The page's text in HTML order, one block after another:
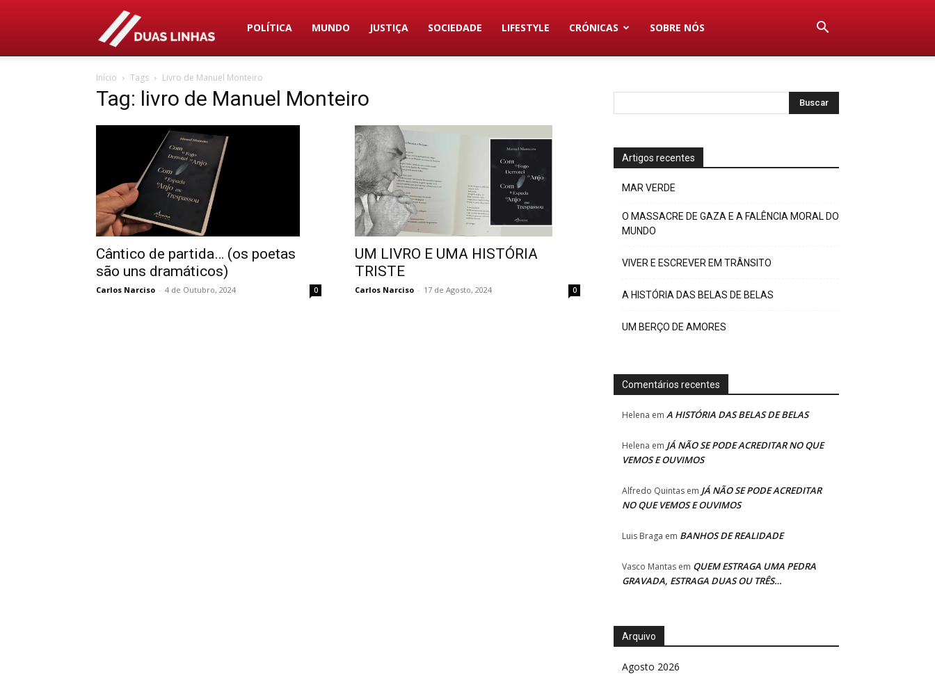
Duas
Linhas
POLÍTICA MUNDO JUSTIÇA SOCIEDADE LIFESTYLE CRÓNICAS SOBRE NÓS
Início Tags Livro de Manuel Monteiro
Tag: livro de Manuel Monteiro
Cântico de partida… (os poetas
são uns dramáticos)
Carlos Narciso - 4 de Outubro, 2024 0
UM LIVRO E UMA HISTÓRIA
TRISTE
Carlos Narciso - 17 de Agosto, 2024 0
Artigos recentes
MAR VERDE
O MASSACRE DE GAZA E A FALÊNCIA MORAL DO
MUNDO
VIVER E ESCREVER EM TRÂNSITO
A HISTÓRIA DAS BELAS DE BELAS
UM BERÇO DE AMORES
Comentários recentes
Helena em A HISTÓRIA DAS BELAS DE BELAS
Helena em JÁ NÃO SE PODE ACREDITAR NO QUE
VEMOS E OUVIMOS
Alfredo Quintas em JÁ NÃO SE PODE ACREDITAR
NO QUE VEMOS E OUVIMOS
Luis Braga em BANHOS DE REALIDADE
Vasco Mantas em QUEM ESTRAGA UMA PEDRA
GRAVADA, ESTRAGA DUAS OU TRÊS…
Arquivo
Agosto 2026